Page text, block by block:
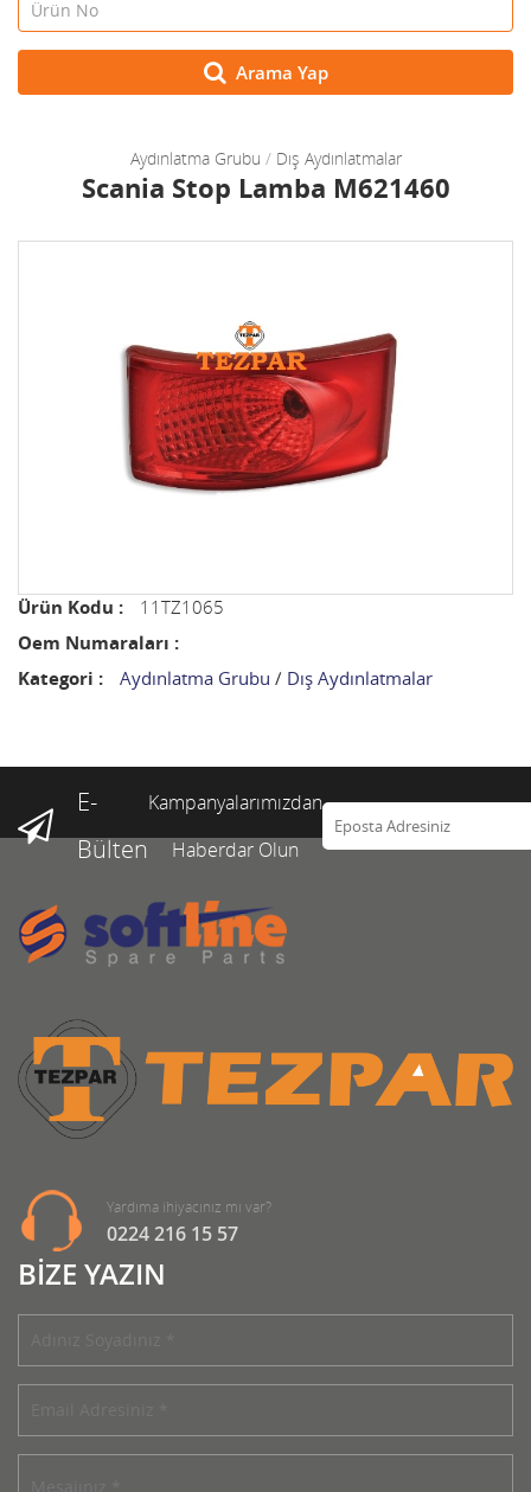
Arama Yap
Aydınlatma Grubu / Dış Aydınlatmalar
Scania Stop Lamba M621460
Ürün Kodu :
11TZ1065
Oem Numaraları :
Kategori :
Aydınlatma Grubu / Dış Aydınlatmalar
E-
Bülten
Kampanyalarımızdan
Haberdar Olun
Yardıma ihiyacınız mı var?
0224 216 15 57
BİZE YAZIN